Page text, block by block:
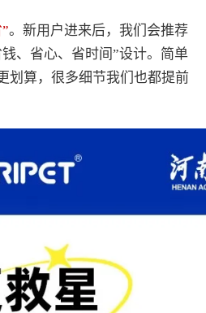
”。新用户进来后，我们会推荐
、省心、省时间”设计。简单
划算，很多细节我们也都提前